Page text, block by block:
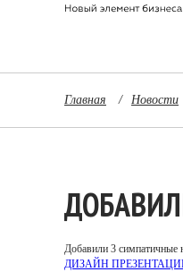
Главная / Новости
Добавили 3 симпатичные
ДИЗАЙН